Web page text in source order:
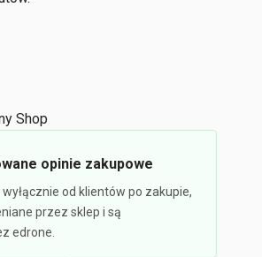
Shop
opinie zakupowe
od klientów po zakupie,
przez sklep i są
edrone.